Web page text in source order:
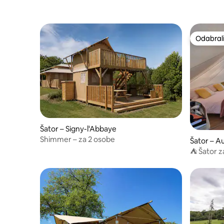
Šator – Signy-l'Abbaye
Shimmer – za 2 osobe
Šator –
s
⛺ Šator